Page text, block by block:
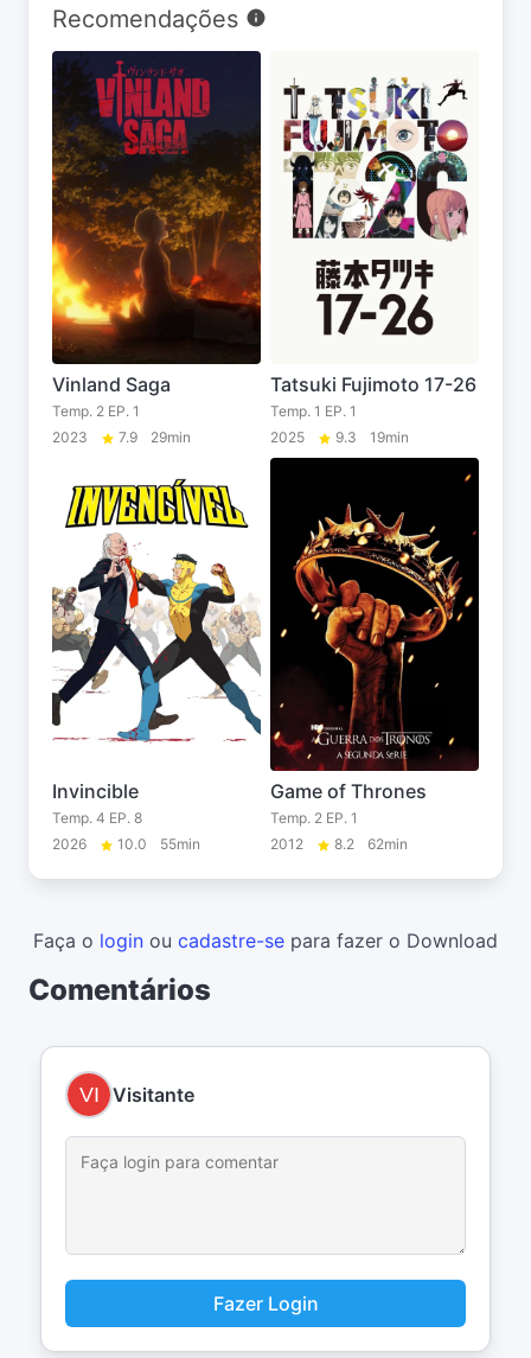
Recomendações
Vinland Saga
Temp. 2 EP. 1
2023
7.9 29min
Tatsuki Fujimoto 17-26
Temp. 1 EP. 1
2025
9.3 19min
Invincible
Temp. 4 EP. 8
2026
10.0 55min
Game of Thrones
Temp. 2 EP. 1
2012
8.2 62min
Faça o login ou cadastre-se para fazer o Download
Comentários
Visitante
Fazer Login